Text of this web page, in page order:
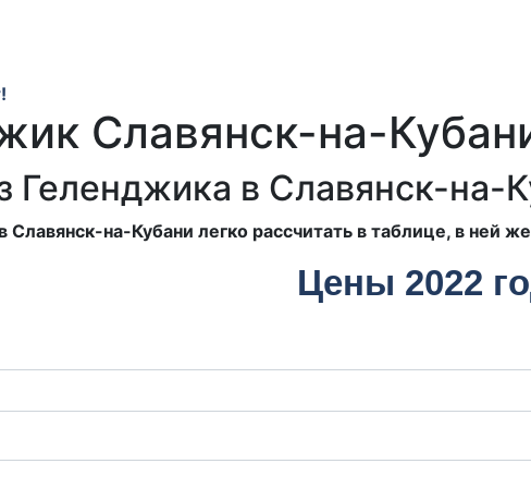
Славянск-на-
Геленджика в Славянск-на-
Славянск-на-Кубани легко рассчитать в таблице, в ней
Цены 2022